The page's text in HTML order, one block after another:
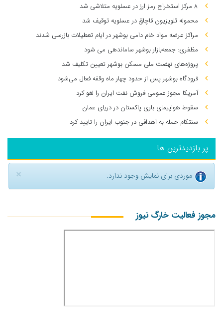
۸ مرکز استخراج رمز ارز در عسلویه متلاشی شد
محموله تلویزیون قاچاق در عسلویه توقیف شد
مراکز عرضه مواد خام دامی بوشهر در ایام تعطیلات بازرسی شدند
مظفری: جمعه‌بازار بوشهر ساماندهی می‌ شود
پروژه‌های نهضت ملی مسکن بوشهر تعیین تکلیف شد
فرودگاه بوشهر پس از حدود چهار ماه وقفه فعال می‌شود
آمریکا مجوز عمومی فروش نفت ایران را لغو کرد
سقوط هواپیمای باری پاکستان در دریای عمان
سنتکام حمله به اهدافی در جنوب ایران را تایید کرد
پر بازدیدترین ها
× موردی برای نمایش وجود ندارد.
مجوز فعالیت خارگ نیوز